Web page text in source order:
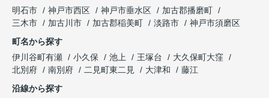
明石市
神戸市西区 神戸市垂水区
加古郡播磨町
三木市
加古川市 加古郡稲美町 淡路市
神戸市須磨区
町名から探す
伊川谷町有瀬
小久保 池上 王塚台
大久保町大窪
北別府
南別府 二見町東二見 大津和
藤江
沿線から探す